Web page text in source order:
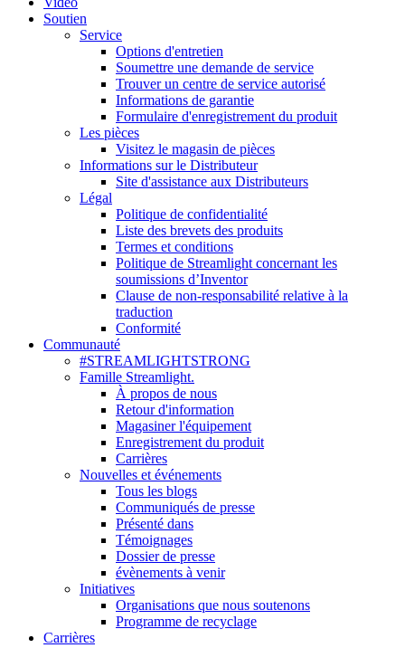
Soutien
Service
Options d'entretien
Soumettre une demande de service
Trouver un centre de service autorisé
Informations de garantie
Formulaire d'enregistrement du produit
Les pièces
Visitez le magasin de pièces
Informations sur le Distributeur
Site d'assistance aux Distributeurs
Légal
Politique de confidentialité
Liste des brevets des produits
Termes et conditions
Politique de Streamlight concernant les
soumissions d’Inventor
Clause de non-responsabilité relative à la
traduction
Conformité
Communauté
#STREAMLIGHTSTRONG
Famille Streamlight.
À propos de nous
Retour d'information
Magasiner l'équipement
Enregistrement du produit
Carrières
Nouvelles et événements
Tous les blogs
Communiqués de presse
Présenté dans
Témoignages
Dossier de presse
évènements à venir
Initiatives
Organisations que nous soutenons
Programme de recyclage
Carrières